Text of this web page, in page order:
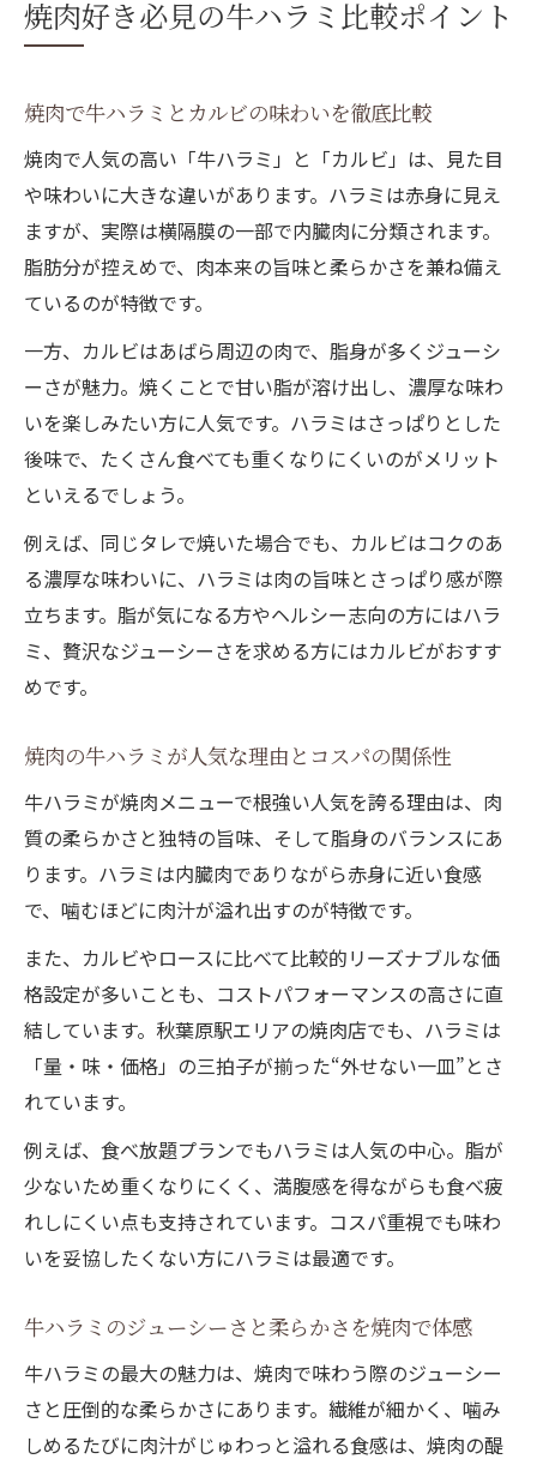
焼肉好き必見の牛ハラミ比較ポイント
焼肉で牛ハラミとカルビの味わいを徹底比較
焼肉で人気の高い「牛ハラミ」と「カルビ」は、見た目
や味わいに大きな違いがあります。ハラミは赤身に見え
ますが、実際は横隔膜の一部で内臓肉に分類されます。
脂肪分が控えめで、肉本来の旨味と柔らかさを兼ね備え
ているのが特徴です。
一方、カルビはあばら周辺の肉で、脂身が多くジューシ
ーさが魅力。焼くことで甘い脂が溶け出し、濃厚な味わ
いを楽しみたい方に人気です。ハラミはさっぱりとした
後味で、たくさん食べても重くなりにくいのがメリット
といえるでしょう。
例えば、同じタレで焼いた場合でも、カルビはコクのあ
る濃厚な味わいに、ハラミは肉の旨味とさっぱり感が際
立ちます。脂が気になる方やヘルシー志向の方にはハラ
ミ、贅沢なジューシーさを求める方にはカルビがおすす
めです。
焼肉の牛ハラミが人気な理由とコスパの関係性
牛ハラミが焼肉メニューで根強い人気を誇る理由は、肉
質の柔らかさと独特の旨味、そして脂身のバランスにあ
ります。ハラミは内臓肉でありながら赤身に近い食感
で、噛むほどに肉汁が溢れ出すのが特徴です。
また、カルビやロースに比べて比較的リーズナブルな価
格設定が多いことも、コストパフォーマンスの高さに直
結しています。秋葉原駅エリアの焼肉店でも、ハラミは
「量・味・価格」の三拍子が揃った“外せない一皿”とさ
れています。
例えば、食べ放題プランでもハラミは人気の中心。脂が
少ないため重くなりにくく、満腹感を得ながらも食べ疲
れしにくい点も支持されています。コスパ重視でも味わ
いを妥協したくない方にハラミは最適です。
牛ハラミのジューシーさと柔らかさを焼肉で体感
牛ハラミの最大の魅力は、焼肉で味わう際のジューシー
さと圧倒的な柔らかさにあります。繊維が細かく、噛み
しめるたびに肉汁がじゅわっと溢れる食感は、焼肉の醍